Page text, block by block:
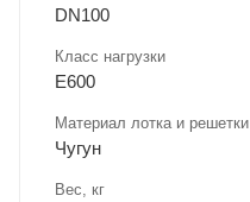
DN100
Класс нагрузки
E600
Материал лотка и решетки
Чугун
Вес, кг